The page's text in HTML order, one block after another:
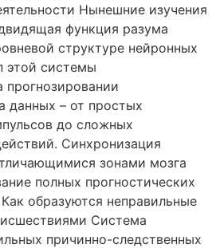
Нынешние изучения
функция разума
структуре нейронных
этой системы
прогнозировании
данных – от простых
до сложных
Синхронизация
зонами мозга
полных прогностических
образуются неправильные
Система
причинно-следственных